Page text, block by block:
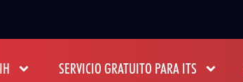
SERVICIO GRATUITO PARA ITS